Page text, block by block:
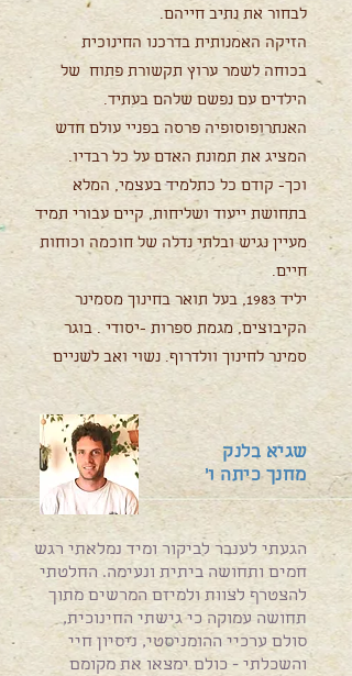
לבחור את נתיב חייהם.
הזיקה האמנותית בדרכנו החינוכית
בכוחה לשמר ערוץ תקשורת פתוח של
הילדים עם נפשם שלהם בעתיד.
האנתרופוסופיה פרסה בפניי עולם חדש
המציג את תמונת האדם על כל רבדיו.
וכך- קודם כל כתלמיד בעצמי, המלא
בתחושת ייעוד ושליחות, קיים עבורי תמיד
מעיין נגיש ובלתי נדלה של חוכמה וכוחות
חיים.
יליד 1983, בעל תואר בחינוך מסמינר
הקיבוצים, מגמת ספרות -יסודי . בוגר
סמינר לחינוך וולדרוף. נשוי ואב לשניים
שגיא בלנק
מחנך כיתה ו'
הגעתי לענבר לביקור ומיד נמלאתי רגש
חמים ותחושה ביתית ונעימה. החלטתי
להצטרף לצוות ולמיזם המרשים מתוך
תחושה עמוקה כי גישתי החינוכית,
סולם ערכיי ההומניסטי, ניסיון חיי
והשכלתי - כולם ימצאו את מקומם